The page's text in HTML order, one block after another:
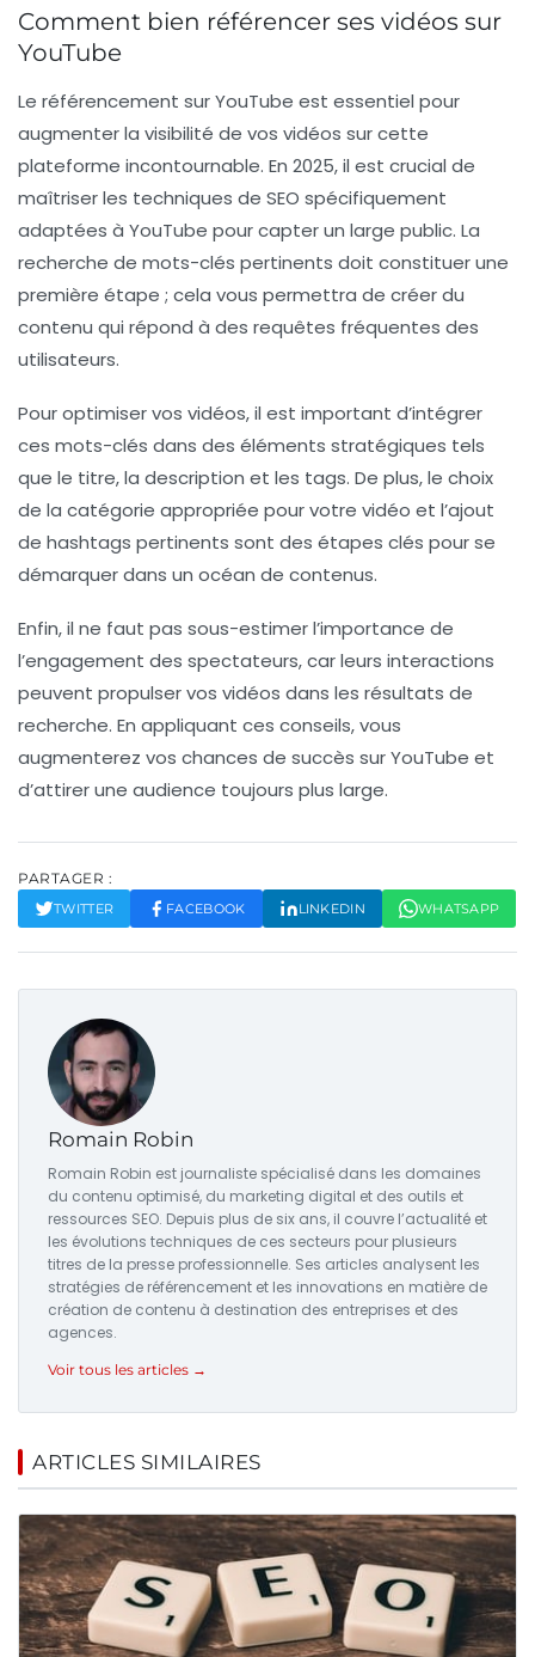
Comment bien référencer ses vidéos sur
YouTube
Le référencement sur YouTube est essentiel pour
augmenter la visibilité de vos vidéos sur cette
plateforme incontournable. En 2025, il est crucial de
maîtriser les techniques de SEO spécifiquement
adaptées à YouTube pour capter un large public. La
recherche de mots-clés pertinents doit constituer une
première étape ; cela vous permettra de créer du
contenu qui répond à des requêtes fréquentes des
utilisateurs.
Pour optimiser vos vidéos, il est important d’intégrer
ces mots-clés dans des éléments stratégiques tels
que le titre, la description et les tags. De plus, le choix
de la catégorie appropriée pour votre vidéo et l’ajout
de hashtags pertinents sont des étapes clés pour se
démarquer dans un océan de contenus.
Enfin, il ne faut pas sous-estimer l’importance de
l’engagement des spectateurs, car leurs interactions
peuvent propulser vos vidéos dans les résultats de
recherche. En appliquant ces conseils, vous
augmenterez vos chances de succès sur YouTube et
d’attirer une audience toujours plus large.
PARTAGER :
TWITTER FACEBOOK LINKEDIN WHATSAPP
Romain Robin
Romain Robin est journaliste spécialisé dans les domaines
du contenu optimisé, du marketing digital et des outils et
ressources SEO. Depuis plus de six ans, il couvre l’actualité et
les évolutions techniques de ces secteurs pour plusieurs
titres de la presse professionnelle. Ses articles analysent les
stratégies de référencement et les innovations en matière de
création de contenu à destination des entreprises et des
agences.
Voir tous les articles →
ARTICLES SIMILAIRES